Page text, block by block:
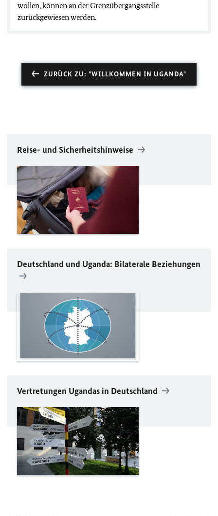
wollen, können an der Grenzübergangsstelle
zurückgewiesen werden.
ZURÜCK ZU: "WILLKOMMEN IN UGANDA"
Reise- und Sicherheitshinweise
Deutschland und Uganda: Bilaterale Beziehungen
Vertretungen Ugandas in Deutschland